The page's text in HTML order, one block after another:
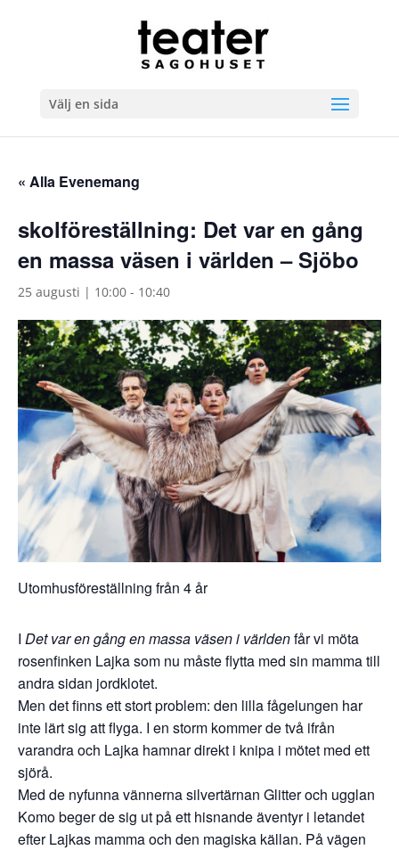
Välj en sida
« Alla Evenemang
skolföreställning: Det var en gång
en massa väsen i världen – Sjöbo
25 augusti | 10:00 - 10:40
Utomhusföreställning från 4 år
I Det var en gång en massa väsen i världenfår vi möta
rosenfinken Lajka som nu måste flytta med sin mamma till
andra sidan jordklotet.
Men det finns ett stort problem: den lilla fågelungen har
inte lärt sig att flyga. I en storm kommer de två ifrån
varandra och Lajka hamnar direkt i knipa i mötet med ett
sjörå.
Med de nyfunna vännerna silvertärnan Glitter och ugglan
Komo beger de sig ut på ett hisnande äventyr i letandet
efter Lajkas mamma och den magiska källan. På vägen